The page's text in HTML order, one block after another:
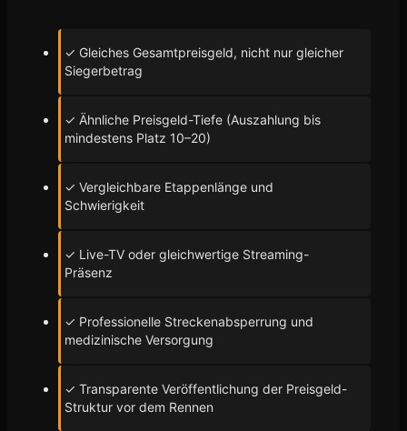
✓ Gleiches Gesamtpreisgeld, nicht nur gleicher
Siegerbetrag
✓ Ähnliche Preisgeld-Tiefe (Auszahlung bis
mindestens Platz 10–20)
✓ Vergleichbare Etappenlänge und
Schwierigkeit
✓ Live-TV oder gleichwertige Streaming-
Präsenz
✓ Professionelle Streckenabsperrung und
medizinische Versorgung
✓ Transparente Veröffentlichung der Preisgeld-
Struktur vor dem Rennen